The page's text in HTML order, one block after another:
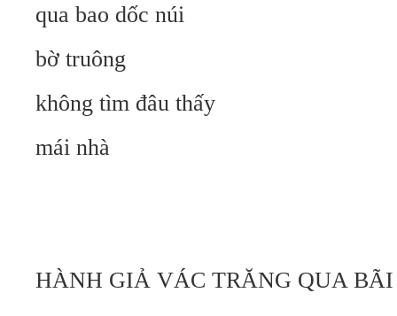
qua bao dốc núi
bờ truông
không tìm đâu thấy
mái nhà
HÀNH GIẢ VÁC TRĂNG QUA